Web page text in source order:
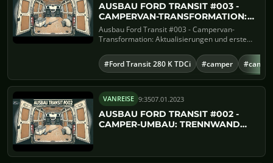
AUSBAU FORD TRANSIT #003 -
CAMPERVAN-TRANSFORMATION:
AKTUALISIERUNGEN UND ERSTE
KOMPONENTEN
Ausbau Ford Transit #003 - Campervan-
Transformation: Aktualisierungen und erste
#Ford Transit 280 K TDCi #camper
VANREISE 9:3507.01.2023
AUSBAU FORD TRANSIT #002 -
CAMPER-UMBAU: TRENNWAND